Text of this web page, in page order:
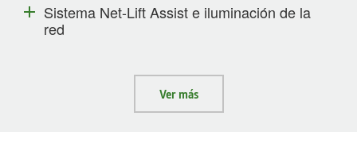
Sistema Net-Lift Assist e iluminación de la
red
Ver más